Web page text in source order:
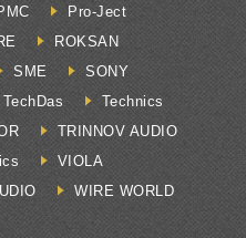
Pro-Ject
ROKSAN
SME
SONY
TechDas
Technics
TRINNOV AUDIO
VIOLA
WIRE WORLD